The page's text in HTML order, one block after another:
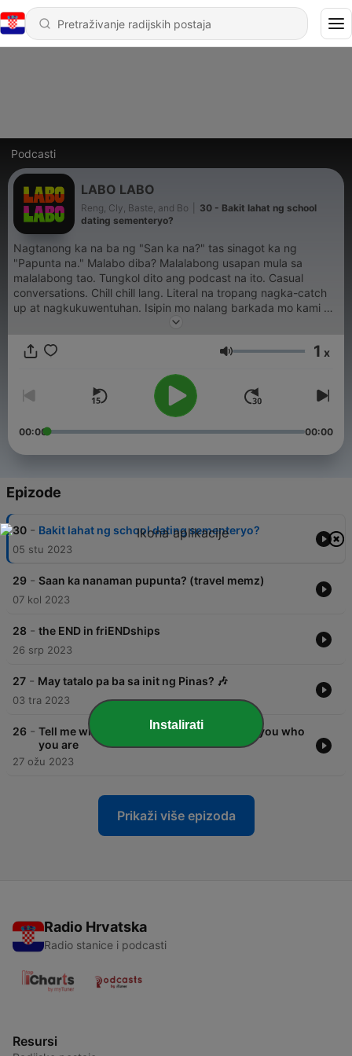
Podcasti
LABO LABO
Reng, Cly, Baste, and Bo
30 - Bakit lahat ng school
dating sementeryo?
Nagtanong ka na ba ng "San ka na?" tas sinagot ka ng
"Papunta na." Malabo diba? Malalabong usapan mula sa
malalabong tao. Tungkol dito ang podcast na ito. Casual
conversations. Chill chill lang. Literal na tropang nagka-catch
up at nagkukuwentuhan. Isipin mo nalang barkada mo kami at
na na-u-update ka sa aming mga unsolicited life ganaps, mga
jokes na minsan bago at madalas hindi. Basta! Labo labo na!
Glasnoća 1 x
00:00 00:00
Epizode
30 - Bakit lahat ng school dating sementeryo?
05 stu 2023
29 - Saan ka nanaman pupunta? (travel memz)
07 kol 2023
28 - the END in friENDships
26 srp 2023
27 - May tatalo pa ba sa init ng Pinas? 🎶
03 tra 2023
26 - Tell me what your ulams are and I will tell you who
you are
27 ožu 2023
Prikaži više epizoda
Radio Hrvatska
Radio stanice i podcasti
Resursi
Instalirati